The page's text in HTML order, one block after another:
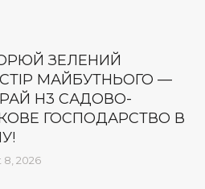
ЗЕЛЕНИЙ
МАЙБУТНЬОГО —
Н3 САДОВО-
ГОСПОДАРСТВО В
8, 2026